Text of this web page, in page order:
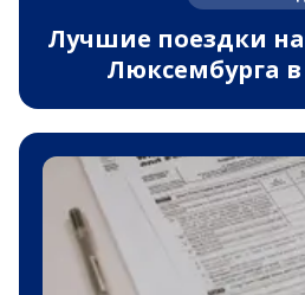
Лучшие поездки
Люксембурга в